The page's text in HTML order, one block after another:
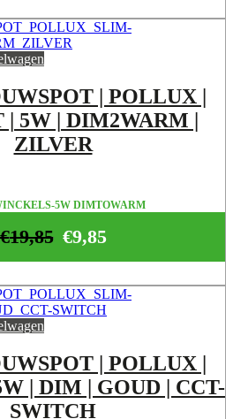
| POLLUX |
5W | DIM2WARM |
ZILVER
5W DIMTOWARM
€9,85
€19,85
| POLLUX |
| DIM | GOUD | CCT-
SWITCH